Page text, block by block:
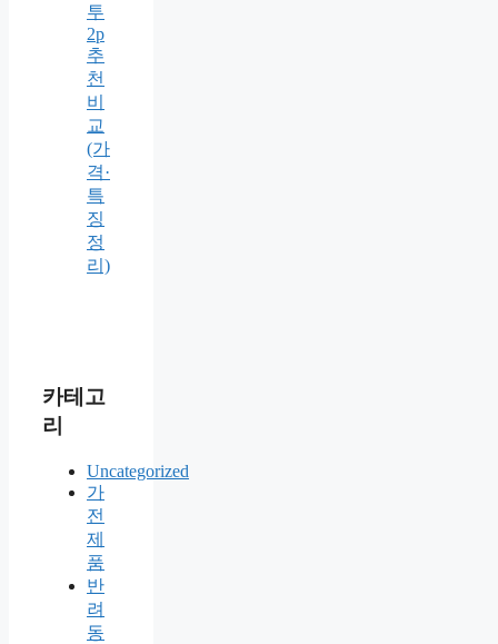
투
2p
추
천
비
교
(가
격·
특
징
정
리)
카테고
리
Uncategorized
가
전
제
품
반
려
동